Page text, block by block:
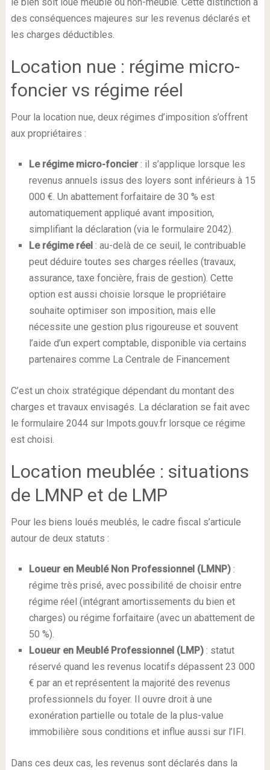
des conséquences majeures sur les revenus déclarés et
les charges déductibles.
Location nue : régime micro-
foncier vs régime réel
Pour la location nue, deux régimes d’imposition s’offrent
aux propriétaires :
Le régime micro-foncier: il s’applique lorsque les
revenus annuels issus des loyers sont inférieurs à 15
000 €. Un abattement forfaitaire de 30 % est
automatiquement appliqué avant imposition,
simplifiant la déclaration (via le formulaire 2042).
Le régime réel: au-delà de ce seuil, le contribuable
peut déduire toutes ses charges réelles (travaux,
assurance, taxe foncière, frais de gestion). Cette
option est aussi choisie lorsque le propriétaire
souhaite optimiser son imposition, mais elle
nécessite une gestion plus rigoureuse et souvent
l’aide d’un expert comptable, disponible via certains
partenaires comme La Centrale de Financement
C’est un choix stratégique dépendant du montant des
charges et travaux envisagés. La déclaration se fait avec
le formulaire 2044 sur Impots.gouv.fr lorsque ce régime
est choisi.
Location meublée : situations
de LMNP et de LMP
Pour les biens loués meublés, le cadre fiscal s’articule
autour de deux statuts :
Loueur en Meublé Non Professionnel (LMNP):
régime très prisé, avec possibilité de choisir entre
régime réel (intégrant amortissements du bien et
charges) ou régime forfaitaire (avec un abattement de
50 %).
Loueur en Meublé Professionnel (LMP): statut
réservé quand les revenus locatifs dépassent 23 000
€ par an et représentent la majorité des revenus
professionnels du foyer. Il ouvre droit à une
exonération partielle ou totale de la plus-value
immobilière sous conditions et influe aussi sur l’IFI.
Dans ces deux cas, les revenus sont déclarés dans la